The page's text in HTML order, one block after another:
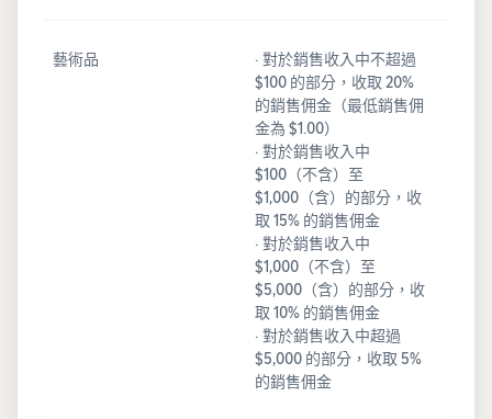
藝術品
· 對於銷售收入中不超過
$100 的部分，收取 20%
的銷售佣金（最低銷售佣
金為 $1.00）
· 對於銷售收入中
$100（不含）至
$1,000（含）的部分，收
取 15% 的銷售佣金
· 對於銷售收入中
$1,000（不含）至
$5,000（含）的部分，收
取 10% 的銷售佣金
· 對於銷售收入中超過
$5,000 的部分，收取 5%
的銷售佣金